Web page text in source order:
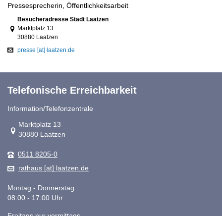
Pressesprecherin, Öffentlichkeitsarbeit
Link zur Google-Maps Navigation
Besucheradresse Stadt Laatzen
Marktplatz 13
30880 Laatzen
presse [at] laatzen.de
Telefonische Erreichbarkeit
Information/Telefonzentrale
Link zur Google-Maps Navigation
Marktplatz 13
30880 Laatzen
0511 8205-0
rathaus [at] laatzen.de
Montag - Donnerstag
08:00 - 17:00 Uhr